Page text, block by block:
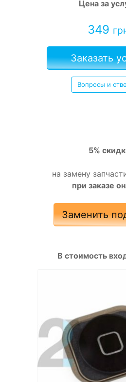
Цена за
349
Заказать
Вопросы и
5%
на замену
при заказе
Заменить
В стоимость